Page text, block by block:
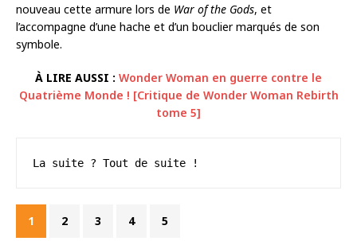
nouveau cette armure lors de War of the Gods, et
l’accompagne d’une hache et d’un bouclier marqués de son
symbole.
À LIRE AUSSI : Wonder Woman en guerre contre le
Quatrième Monde ! [Critique de Wonder Woman Rebirth
tome 5]
La suite ? Tout de suite !
1 2 3 4 5